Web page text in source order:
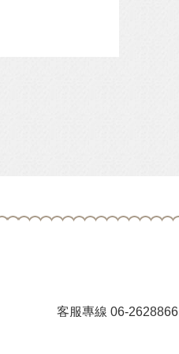
客服專線06-2628866